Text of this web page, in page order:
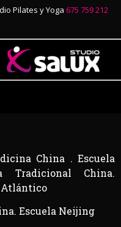
Pilates y Yoga 675 759 212
China . Escuela
Tradicional China.
Atlántico
Escuela Neijing